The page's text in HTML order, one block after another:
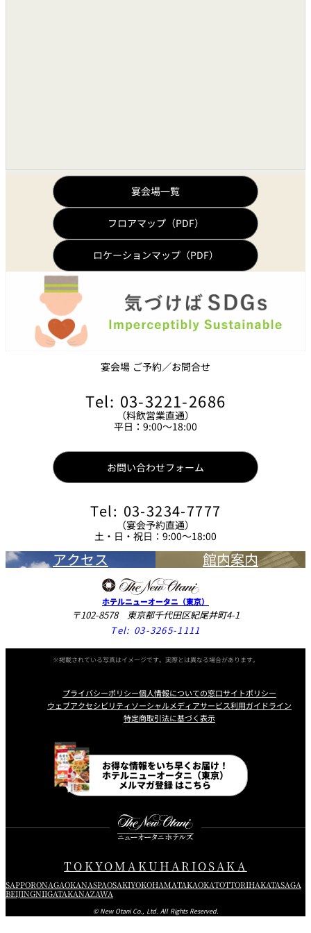
宴会場一覧
フロアマップ（PDF）
ロケーションマップ（PDF）
宴会場 ご予約／お問合せ
Tel: 03-3221-2686
（料飲営業直通）
平日：9:00～18:00
お問い合わせフォーム
Tel: 03-3234-7777
（宴会予約直通）
土・日・祝日：9:00～18:00
アクセス 館内案内
ホテルニューオータニ（東京）
〒102-8578 東京都千代田区紀尾井町4-1
Tel: 03-3265-1111
※掲載されている写真はイメージです。実際とは異なる場合があります。
プライバシーポリシー個人情報についての窓口サイトポリシー
ウェブアクセシビリティソーシャルメディアサービス利用ガイドライン
特定商取引法に基づく表示
お得な情報をいち早くお届け！
ホテルニューオータニ（東京）
メルマガ登録 はこちら
TOKYOMAKUHARIOSAKA
SAPPORONAGAOKANASPAOSAKIYOKOHAMATAKAOKATOTTORIHAKATASAGA
BEIJINGNIIGATAKANAZAWA
© New Otani Co., Ltd. All Rights Reserved.